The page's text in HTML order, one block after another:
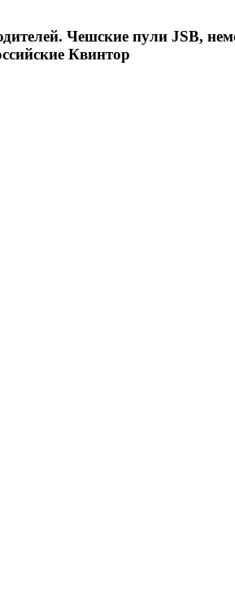
Чешские пули JSB,
Квинтор